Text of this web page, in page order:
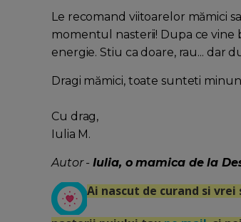
Le recomand viitoarelor mămici
momentul nasterii! Dupa ce vine
energie. Stiu ca doare, rau... dar
Dragi mămici, toate sunteti
Cu drag,
Iulia M.
Autor -Iulia, o mamica de la
Ai nascut de curand si